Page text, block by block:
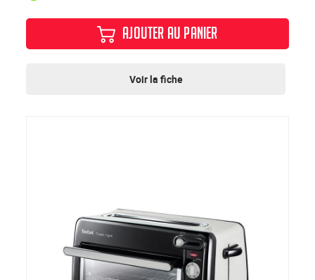
AJOUTER AU PANIER
Voir la fiche